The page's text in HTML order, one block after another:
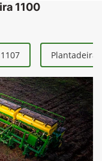
1100
Plantadeira